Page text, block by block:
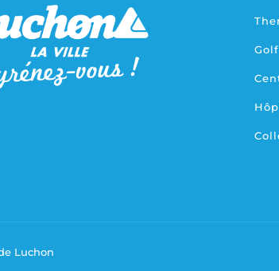
Luchon